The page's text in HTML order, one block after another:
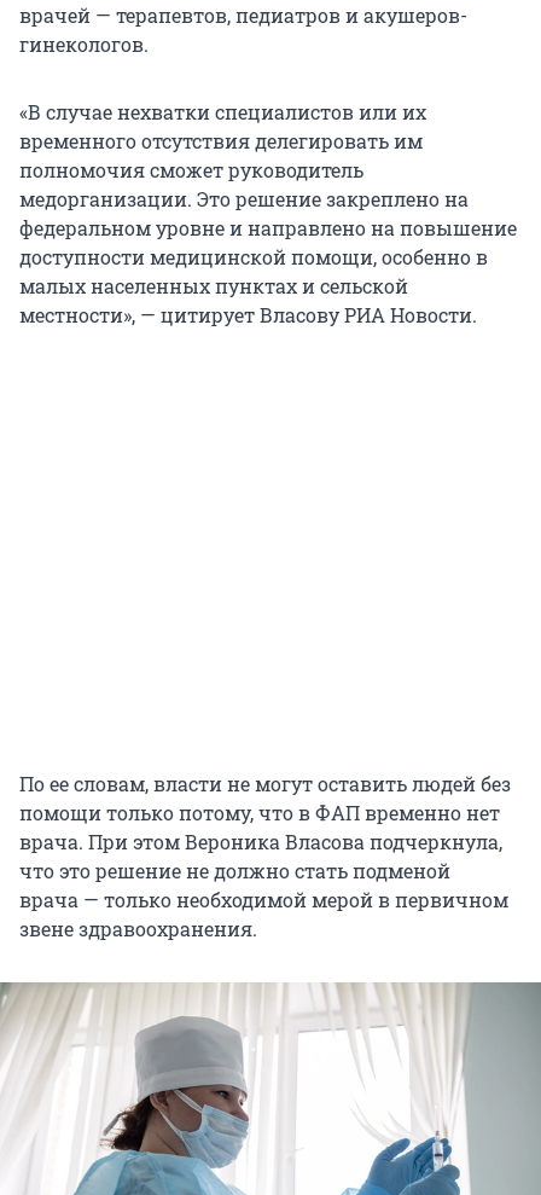
врачей — терапевтов, педиатров и акушеров-
гинекологов.
«В случае нехватки специалистов или их
временного отсутствия делегировать им
полномочия сможет руководитель
медорганизации. Это решение закреплено на
федеральном уровне и направлено на повышение
доступности медицинской помощи, особенно в
малых населенных пунктах и сельской
местности», — цитирует Власову РИА Новости.
По ее словам, власти не могут оставить людей без
помощи только потому, что в ФАП временно нет
врача. При этом Вероника Власова подчеркнула,
что это решение не должно стать подменой
врача — только необходимой мерой в первичном
звене здравоохранения.